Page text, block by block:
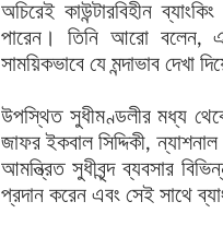
অচিরেই কাউন্টারবিহীন
পারেন। তিনি আরো বলেন,
সাময়িকভাবে যে মন্দাভাব দেখা
উপস্থিত সুধীমণ্ডলীর মধ্য
জাফর ইকবাল সিদ্দিকী,
আমন্ত্রিত সুধীবৃন্দ ব্যবসার
প্রদান করেন এবং সেই সাথে